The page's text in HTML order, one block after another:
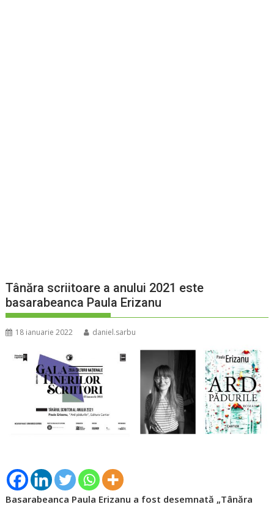
Tânăra scriitoare a anului 2021 este
basarabeanca Paula Erizanu
18 ianuarie 2022 daniel.sarbu
Basarabeanca Paula Erizanu a fost desemnată „Tânăra